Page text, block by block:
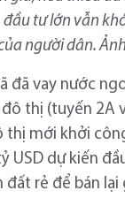
tư lớn vẫn
người dân.
đã vay nước
thị (tuyến 2A
thị mới khởi
USD dự kiến
đất rẻ để bán lại